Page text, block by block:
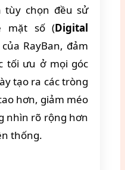
tùy chọn đều sử
mặt số (Digital
RayBan, đảm
tối ưu ở mọi góc
tạo ra các tròng
hơn, giảm méo
nhìn rõ rộng hơn
thống.